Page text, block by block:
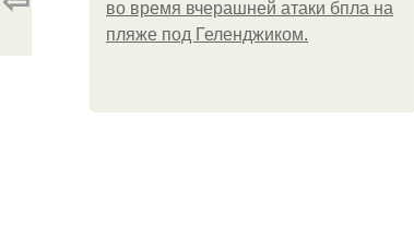
во время вчерашней атаки бпла на
пляже под Геленджиком.